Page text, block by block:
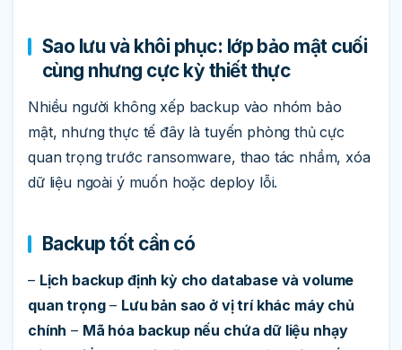
Sao lưu và khôi phục: lớp bảo mật cuối
cùng nhưng cực kỳ thiết thực
Nhiều người không xếp backup vào nhóm bảo
mật, nhưng thực tế đây là tuyến phòng thủ cực
quan trọng trước ransomware, thao tác nhầm, xóa
dữ liệu ngoài ý muốn hoặc deploy lỗi.
Backup tốt cần có
– Lịch backup định kỳ cho database và volume
quan trọng– Lưu bản sao ở vị trí khác máy chủ
chính – Mã hóa backup nếu chứa dữ liệu nhạy